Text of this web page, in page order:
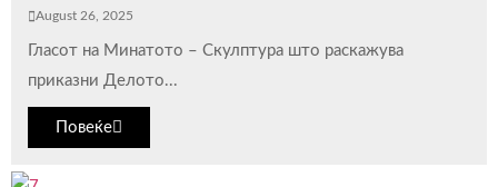
August 26, 2025
Гласот на Минатото – Скулптура што раскажува
приказни Делото...
Повеќе